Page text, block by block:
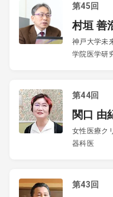
第45回
村垣 善
神戸大学未
学院医学研
第44回
関口 由
女性医療ク
器科医
第43回